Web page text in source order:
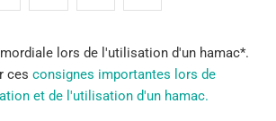
lors de l'utilisation d'un hamac*.
cesconsignes importantes lors de
et de l'utilisation d'un hamac.